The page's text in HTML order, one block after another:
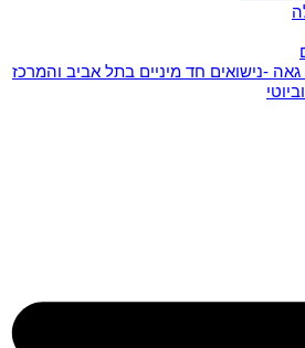
-נישואים חד מיניים בתל אביב והמרכז